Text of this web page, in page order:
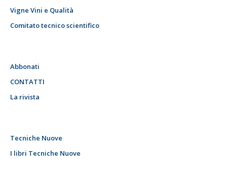
Vigne Vini e Qualità
Comitato tecnico scientifico
Abbonati
CONTATTI
La rivista
Tecniche Nuove
I libri Tecniche Nuove